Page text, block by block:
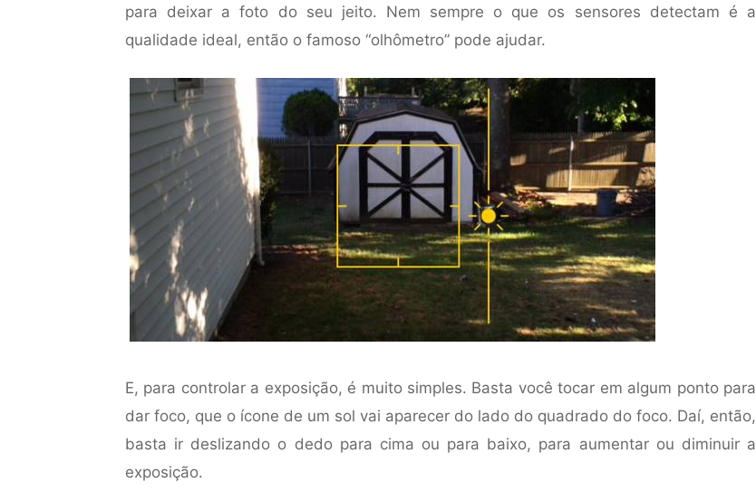
para deixar a foto do seu jeito. Nem sempre o que os sensores detectam é a
qualidade ideal, então o famoso “olhômetro” pode ajudar.
E, para controlar a exposição, é muito simples. Basta você tocar em algum ponto para
dar foco, que o ícone de um sol vai aparecer do lado do quadrado do foco. Daí, então,
basta ir deslizando o dedo para cima ou para baixo, para aumentar ou diminuir a
exposição.